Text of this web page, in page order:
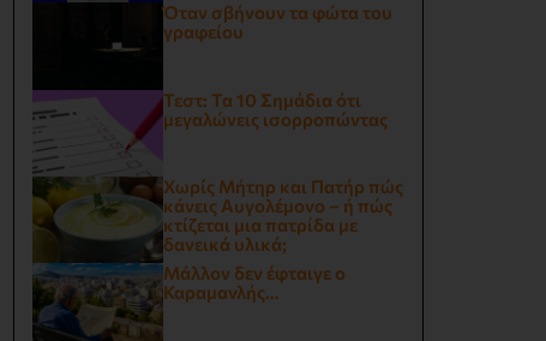
Όταν σβήνουν τα φώτα του
γραφείου
Τεστ: Τα 10 Σημάδια ότι
μεγαλώνεις ισορροπώντας
Χωρίς Μήτηρ και Πατήρ πώς
κάνεις Αυγολέμονο – ή πώς
κτίζεται μια πατρίδα με
δανεικά υλικά;
Μάλλον δεν έφταιγε ο
Καραμανλής…